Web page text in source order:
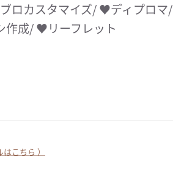
ロカスタマイズ/ ♥︎ディプロマ/
成/ ♥︎リーフレット
こちら ）